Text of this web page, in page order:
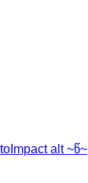
alt ~წ~